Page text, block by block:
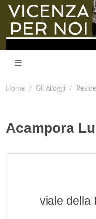
Home Gli Alloggi
Acampora
viale della